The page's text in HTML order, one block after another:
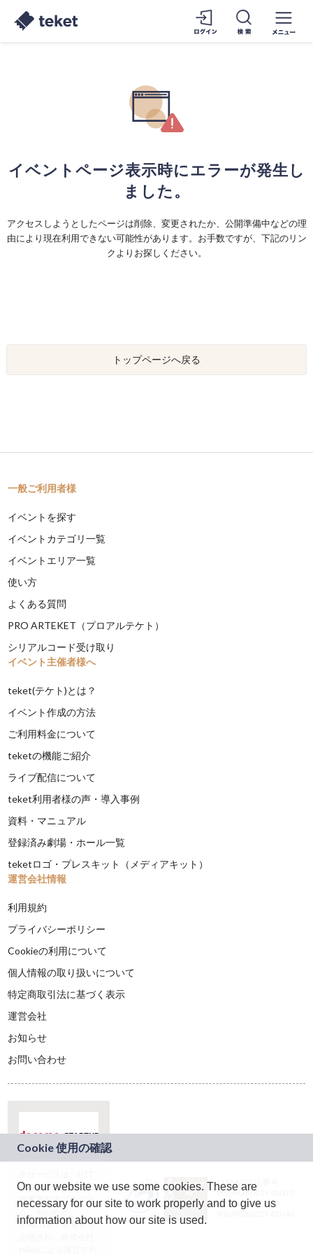
イベントページ表示時にエラーが発生し
ました。
アクセスしようとしたページは削除、変更されたか、公開準備中などの理
由により現在利用できない可能性があります。お手数ですが、下記のリン
クよりお探しください。
トップページへ戻る
一般ご利用者様
イベントを探す
イベントカテゴリ一覧
イベントエリア一覧
使い方
よくある質問
PRO ARTEKET（プロアルテケト）
シリアルコード受け取り
イベント主催者様へ
teket(テケト)とは？
イベント作成の方法
ご利用料金について
teketの機能ご紹介
ライブ配信について
teket利用者様の声・導入事例
資料・マニュアル
登録済み劇場・ホール一覧
teketロゴ・プレスキット（メディアキット）
運営会社情報
利用規約
プライバシーポリシー
Cookieの利用について
個人情報の取り扱いについて
特定商取引法に基づく表示
運営会社
お知らせ
お問い合わせ
ドコモグループの新
規事業創出プログラ
ム「docomo
STARTUP」を通じて
JASRAC許諾番号：
9024936001Y45037
JASRAC許諾番号：
On our website we use some cookies. These are
necessary for our site to work properly and to give us
information about how our site is used.